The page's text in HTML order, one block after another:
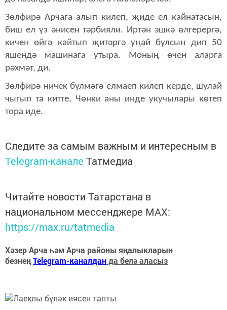
Зөлфирә Арчага алып килеп, җиде ел кайнатасын,
биш ел үз әнисен тәрбияли. Иртән эшкә өлгерергә,
кичен өйгә кайтып җитәргә уңай булсын дип 50
яшендә машинага утыра. Моның өчен аларга
рәхмәт, ди.
Зөлфирә ничек бүлмәгә елмаеп килеп керде, шулай
чыгып та китте. Чөнки аны инде укучылары көтеп
тора иде.
Следите за самым важным и интересным в
Telegram-канале Татмедиа
Читайте новости Татарстана в
национальном мессенджере MАХ:
https://max.ru/tatmedia
Хәзер Арча һәм Арча районы яңалыкларын
безнеңTelegram-каналданда белә аласыз